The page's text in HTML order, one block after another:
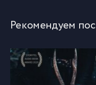
57 02_02_02
Рекомендуем